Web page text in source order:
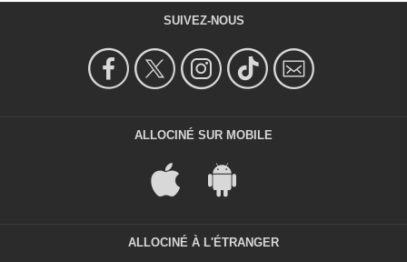
SUIVEZ-NOUS
ALLOCINÉ SUR MOBILE
ALLOCINÉ À L'ÉTRANGER